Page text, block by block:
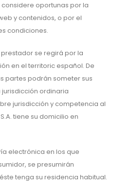
oportunas por la
y contenidos, o por el
condiciones.
se regirá por la
en el territoric español. De
partes podrán someter sus
ordinaria
jurisdicción y competencia al
tiene su domicilio en
electrónica en los que
se presumirán
tenga su residencia habitual.